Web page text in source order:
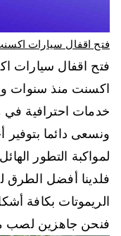
فتح اقفال سيارات اكسنت 98080146‬ عمل مفاتيح سيارات
فتح اقفال سيارات
اكسنت منذ سنوات
خدمات احترافية في
ونسعى دائما بتوفير
لمواكبة التطور
فلدينا أفضل الطرق
الريموتات بكافة
فنحن جاهزين لصب